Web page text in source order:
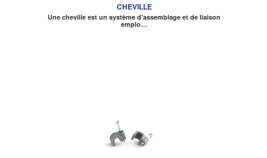
CHEVILLE
Une cheville est un système d’assemblage et de liaison
emplo…